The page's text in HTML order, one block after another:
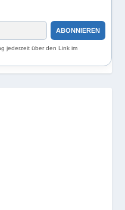
ABONNIEREN
jederzeit über den Link im